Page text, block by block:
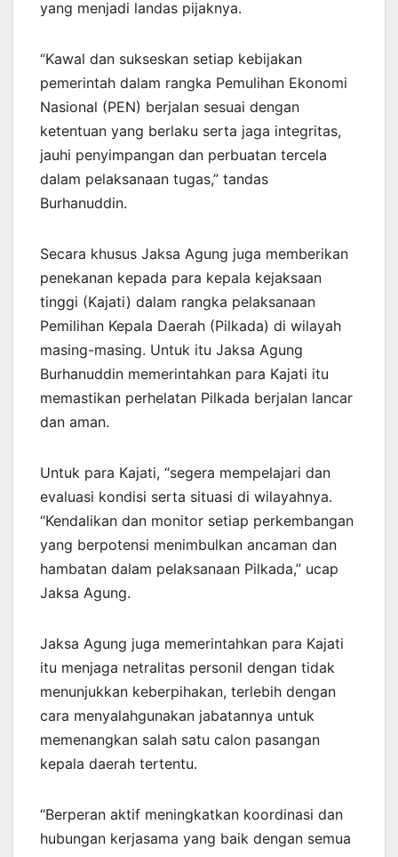
yang menjadi landas pijaknya.
“Kawal dan sukseskan setiap kebijakan
pemerintah dalam rangka Pemulihan Ekonomi
Nasional (PEN) berjalan sesuai dengan
ketentuan yang berlaku serta jaga integritas,
jauhi penyimpangan dan perbuatan tercela
dalam pelaksanaan tugas,” tandas
Burhanuddin.
Secara khusus Jaksa Agung juga memberikan
penekanan kepada para kepala kejaksaan
tinggi (Kajati) dalam rangka pelaksanaan
Pemilihan Kepala Daerah (Pilkada) di wilayah
masing-masing. Untuk itu Jaksa Agung
Burhanuddin memerintahkan para Kajati itu
memastikan perhelatan Pilkada berjalan lancar
dan aman.
Untuk para Kajati, “segera mempelajari dan
evaluasi kondisi serta situasi di wilayahnya.
“Kendalikan dan monitor setiap perkembangan
yang berpotensi menimbulkan ancaman dan
hambatan dalam pelaksanaan Pilkada,” ucap
Jaksa Agung.
Jaksa Agung juga memerintahkan para Kajati
itu menjaga netralitas personil dengan tidak
menunjukkan keberpihakan, terlebih dengan
cara menyalahgunakan jabatannya untuk
memenangkan salah satu calon pasangan
kepala daerah tertentu.
“Berperan aktif meningkatkan koordinasi dan
hubungan kerjasama yang baik dengan semua